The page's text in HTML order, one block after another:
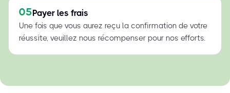
05Payer les frais
Une fois que vous aurez reçu la confirmation de votre
réussite, veuillez nous récompenser pour nos efforts.